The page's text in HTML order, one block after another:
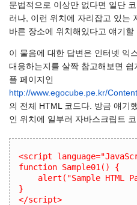
문법적으로 이상만 없다면 일단
러나, 이런 위치에 자리잡고 있는
바른 장소에 위치해있다고 얘기
이 물음에 대한 답변은 인터넷 익
대응하는지를 살짝 참고해보면
플 페이지인
http://www.egocube.pe.kr/
의 전체 HTML 코드다. 방금 얘기
인 위치에 일부러 자바스크립트
<script
function Sample01() {
alert("Sample HTML
}
</script>